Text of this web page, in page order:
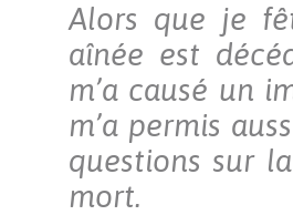
Alors que je
aînée est
m’a causé un
m’a permis
questions sur
mort.